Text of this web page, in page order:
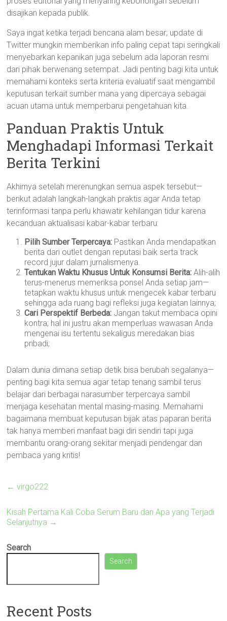
disajikan kepada publik.
Saya ingat ketika terjadi bencana alam besar; update di
Twitter mungkin memberikan info paling cepat tapi seringkali
menyebarkan kepanikan juga sebelum ada laporan resmi
dari pihak berwenang setempat. Jadi penting bagi kita untuk
memahami konteks serta kriteria evaluatif saat mengambil
keputusan terkait sumber mana yang dipercaya sebagai
acuan utama untuk memperbarui pengetahuan kita.
Panduan Praktis Untuk
Menghadapi Informasi Terkait
Berita Terkini
Akhirnya setelah merenungkan semua aspek tersebut—
berikut adalah langkah-langkah praktis agar Anda tetap
terinformasi tanpa perlu khawatir kehilangan tidur karena
kecanduan aktualisasi kabar-kabar terbaru:
Pilih Sumber Terpercaya: Pastikan Anda mendapatkan
berita dari outlet dengan reputasi baik serta track
record jujur dalam jurnalismenya.
Tentukan Waktu Khusus Untuk Konsumsi Berita: Alih-alih
terus-menerus memeriksa ponsel Anda setiap jam—
tetapkan waktu khusus untuk mengecek kabar terbaru
sehingga ada ruang bagi refleksi juga kegiatan lainnya;
Cari Perspektif Berbeda: Jangan takut membaca opini
kontra; hal ini justru akan memperluas wawasan Anda
mengenai isu tertentu sekaligus meredakan bias
pribadi;
Dalam dunia dimana setiap detik bisa berubah segalanya—
penting bagi kita semua agar tetap tenang sambil terus
belajar dari berbagai narasumber terpercaya sambil
menjaga kesehatan mental masing-masing. Memahami
bagaimana membuat keputusan bijak atas paparan berita
tak hanya memberi manfaat bagi diri sendiri tapi juga
membantu orang-orang sekitar menjadi pendengar dan
pembaca yang kritis!
← virgo222
Kisah Pertama Kali Coba Serum Baru dan Apa yang Terjadi
Selanjutnya →
Search
Search
Recent Posts